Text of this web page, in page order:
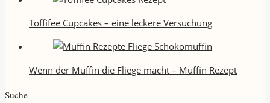
Toffifee Cupcakes – eine leckere Versuchung
Wenn der Muffin die Fliege macht – Muffin Rezept
Suche